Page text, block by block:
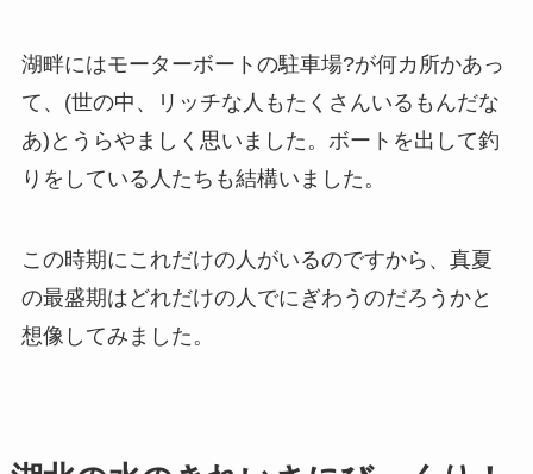
湖畔にはモーターボートの駐車場?が何カ所かあっ
て、(世の中、リッチな人もたくさんいるもんだな
あ)とうらやましく思いました。ボートを出して釣
りをしている人たちも結構いました。
この時期にこれだけの人がいるのですから、真夏
の最盛期はどれだけの人でにぎわうのだろうかと
想像してみました。